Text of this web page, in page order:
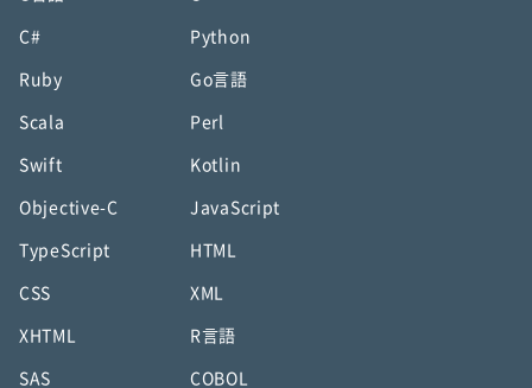
C# Python
Ruby Go言語
Scala Perl
Swift Kotlin
Objective-C JavaScript
TypeScript HTML
CSS XML
XHTML R言語
SAS COBOL